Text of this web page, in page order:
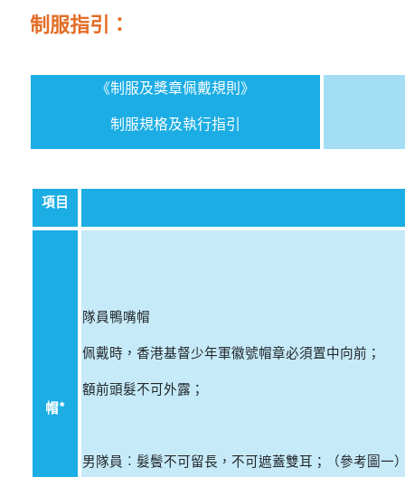
制服指引：
《制服及獎章佩戴規則》
制服規格及執行指引
項目
帽*
隊員鴨嘴帽
佩戴時 ， 香港基督少年軍徽號帽章必須置中向前；
額前頭髮不可外露；
男隊員︰ 髮鬢不可留長，不可遮蓋雙耳； （參考圖一